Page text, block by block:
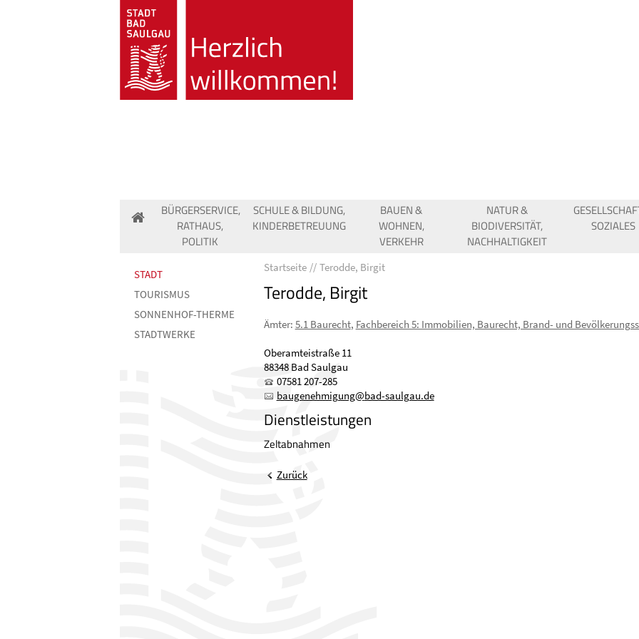
BÜRGERSERVICE,
RATHAUS,
POLITIK
SCHULE & BILDUNG,
KINDERBETREUUNG
BAUEN &
WOHNEN,
VERKEHR
NATUR &
BIODIVERSITÄT,
NACHHALTIGKEIT
SOZIALES
STADT
TOURISMUS
SONNENHOF-THERME
STADTWERKE
Startseite Terodde, Birgit
Terodde, Birgit
Ämter: 5.1 Baurecht, Fachbereich 5: Immobilien, Baurecht, Brand- und
Oberamteistraße 11
88348 Bad Saulgau
07581 207-285
baugenehmigung@bad-saulgau.de
Dienstleistungen
Zeltabnahmen
Zurück